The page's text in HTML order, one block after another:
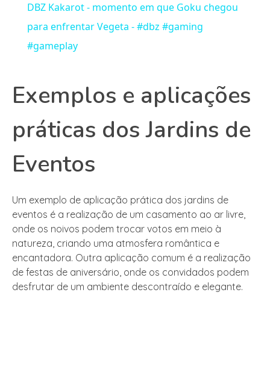
DBZ Kakarot - momento em que Goku chegou
para enfrentar Vegeta - #dbz #gaming
#gameplay
Exemplos e aplicações
práticas dos Jardins de
Eventos
Um exemplo de aplicação prática dos jardins de
eventos é a realização de um casamento ao ar livre,
onde os noivos podem trocar votos em meio à
natureza, criando uma atmosfera romântica e
encantadora. Outra aplicação comum é a realização
de festas de aniversário, onde os convidados podem
desfrutar de um ambiente descontraído e elegante.